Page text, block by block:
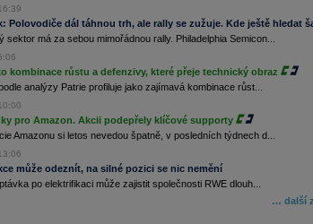
Polovodiče dál táhnou trh, ale rally se zužuje. Kde ještě hledat
sektor má za sebou mimořádnou rally. Philadelphia Semicon...
kombinace růstu a defenzivy, které přeje technický obraz
analýzy Patrie profiluje jako zajímavá kombinace růst...
pro Amazon. Akcii podepřely klíčové supporty
Amazonu si letos nevedou špatně, v posledních týdnech d...
může odeznít, na silné pozici se nic nemění
po elektrifikaci může zajistit společnosti RWE dlouh...
… další